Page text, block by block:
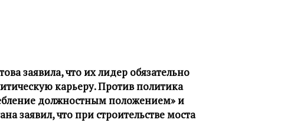
заявила, что их лидер обязательно
карьеру. Против политика
должностным положением» и
заявил, что при строительстве моста